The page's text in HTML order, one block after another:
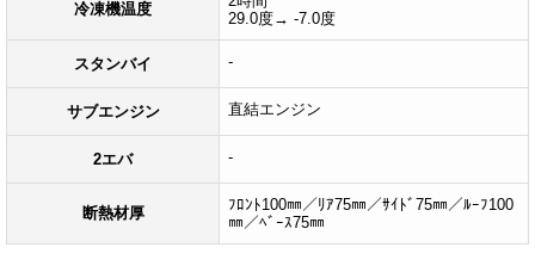
冷凍機温度
29.0度→ -7.0度
スタンバイ -
サブエンジン 直結エンジン
2エバ -
断熱材厚
ﾌﾛﾝﾄ100㎜／ﾘｱ75㎜／ｻｲﾄﾞ75㎜／ﾙｰﾌ100
㎜／ﾍﾞｰｽ75㎜